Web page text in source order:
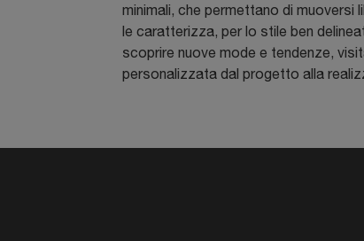
minimali, che permettano di
le caratterizza, per lo stile ben
scoprire nuove mode e tendenze,
personalizzata dal progetto alla